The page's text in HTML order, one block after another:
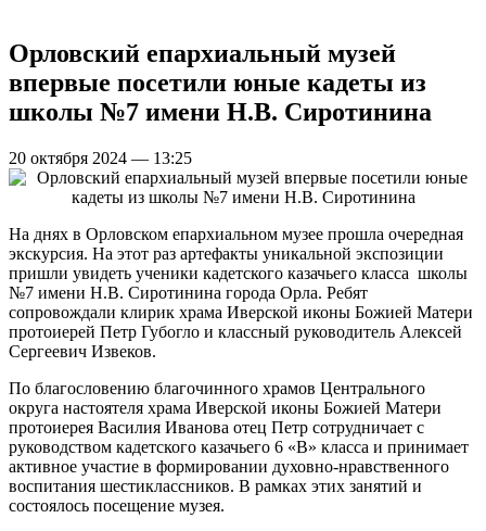
Орловский епархиальный музей
впервые посетили юные кадеты из
школы №7 имени Н.В. Сиротинина
20 октября 2024 — 13:25
На днях в Орловском епархиальном музее прошла очередная
экскурсия. На этот раз артефакты уникальной экспозиции
пришли увидеть ученики кадетского казачьего класса школы
№7 имени Н.В. Сиротинина города Орла. Ребят
сопровождали клирик храма Иверской иконы Божией Матери
протоиерей Петр Губогло и классный руководитель Алексей
Сергеевич Извеков.
По благословению благочинного храмов Центрального
округа настоятеля храма Иверской иконы Божией Матери
протоиерея Василия Иванова отец Петр сотрудничает с
руководством кадетского казачьего 6 «В» класса и принимает
активное участие в формировании духовно-нравственного
воспитания шестиклассников. В рамках этих занятий и
состоялось посещение музея.